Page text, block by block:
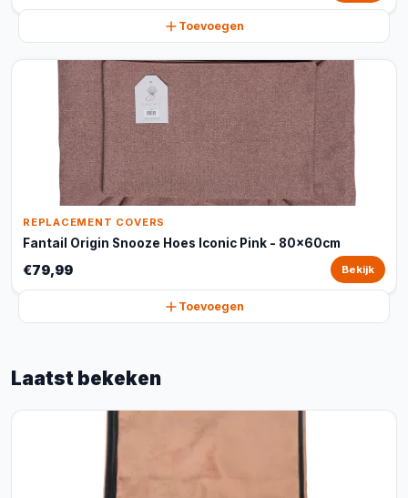
Toevoegen
REPLACEMENT COVERS
Fantail Origin Snooze Hoes Iconic Pink - 80x60cm
€79,99 Bekijk
Toevoegen
Laatst bekeken